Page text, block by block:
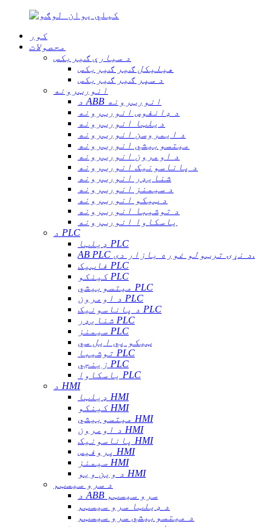
کور
محصولات
د سیارې ګیربکس
هیلیکل ګیر ګیربکس
د سپر ګیر ګیربکس
انورټرونه
د ABB انورټرونه
د ډانفوس انورټرونه
دیلټا انورټرونه
د ایمروسن انورټرونه
میتسوبیشي انورټرونه
د اومرون انورټرونه
د پاناسونیک انورټرونه
شنایډر انورټرونه
د سیمنز انورټرونه
د ټیکو انورټرونه
د توشیبا انورټرونه
یاسکاوا انورټرونه
د PLC
ډیلټا PLC
AB PLC د نړۍ ترټولو غوره بازار دی.
فاټیک PLC
کینکو PLC
میتسوبیشي PLC
د اومرون PLC
د پاناسونیک PLC
شنایډر PLC
سیمنز PLC
ټیکو پي ایل سي
توشیبا PLC
زینجي PLC
یاسکاوا PLC
د HMI
ډیلټا HMI
کینکو HMI
میتسوبیشي HMI
د اومرون HMI
پاناسونیک HMI
پروفیس HMI
سیمنز HMI
د وین ویو HMI
د سرو سیسټم
د ABB سرو سیسټم
د ډیلټا سرو سیسټم
د میتسوبیشي سرو سیسټم